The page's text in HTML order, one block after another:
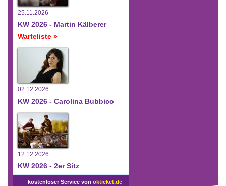
25.11.2026
KW 2026 - Martin Kälberer
Warteliste »
02.12.2026
KW 2026 - Carolina Bubbico
12.12.2026
KW 2026 - 2er Sitz
kostenloser Service von okticket.de